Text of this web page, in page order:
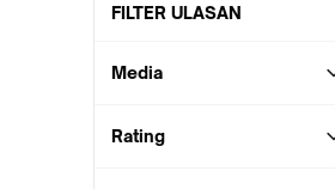
FILTER ULASAN
Media
Rating